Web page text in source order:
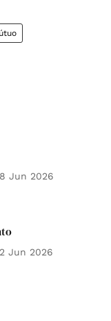
Jun 2026
Jun 2026